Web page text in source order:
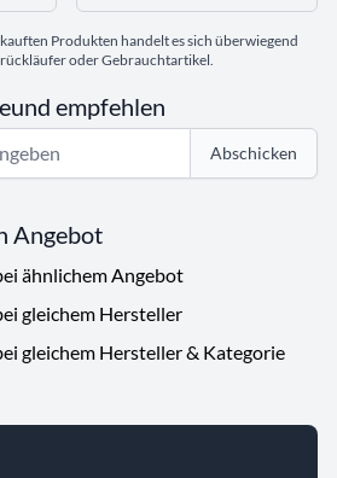
Produkten handelt es sich überwiegend
oder Gebrauchtartikel.
empfehlen
Abschicken
Angebot
ähnlichem Angebot
gleichem Hersteller
gleichem Hersteller & Kategorie